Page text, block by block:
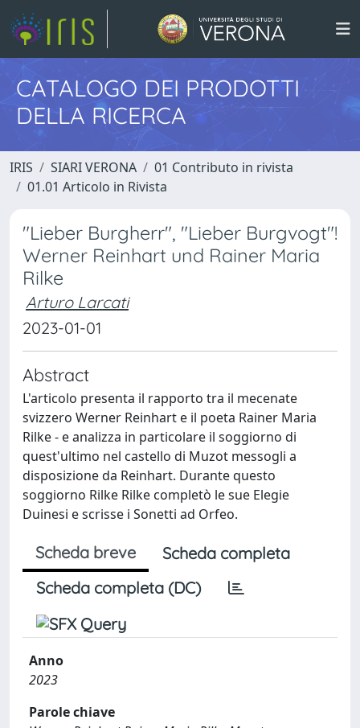
CATALOGO DEI PRODOTTI
DELLA RICERCA
IRIS SIARI VERONA
01 Contributo in rivista
01.01 Articolo in Rivista
"Lieber Burgherr", "Lieber Burgvogt"!
Werner Reinhart und Rainer Maria
Rilke
Arturo Larcati
2023-01-01
Abstract
L'articolo presenta il rapporto tra il mecenate
svizzero Werner Reinhart e il poeta Rainer Maria
Rilke - e analizza in particolare il soggiorno di
quest'ultimo nel castello di Muzot messogli a
disposizione da Reinhart. Durante questo
soggiorno Rilke Rilke completò le sue Elegie
Duinesi e scrisse i Sonetti ad Orfeo.
Scheda breve
Scheda completa
Scheda completa (DC)
Anno
2023
Parole chiave